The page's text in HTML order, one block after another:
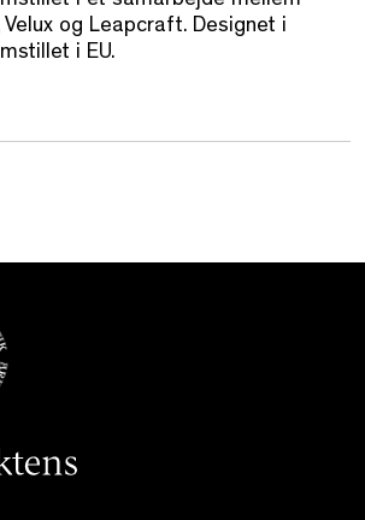
Velux og Leapcraft. Designet i
i EU.